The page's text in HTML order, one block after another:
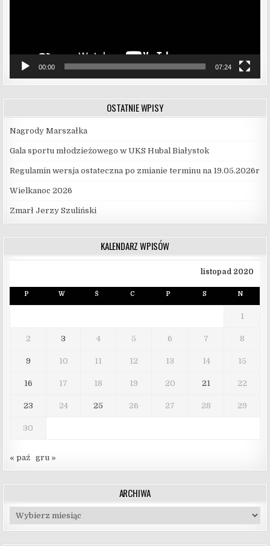
00:00 07:24
OSTATNIE WPISY
Nagrody Marszałka
Gala sportu młodzieżowego w UKS Hubal Białystok
Regulamin wersja ostateczna po zmianie terminu na 19.05.2026r
Wielkanoc 2026
Zmarł Jerzy Szuliński
KALENDARZ WPISÓW
listopad 2020
P W Ś C P S N
1
2 3 4 5 6 7 8
9 10 11 12 13 14 15
16 17 18 19 20 21 22
23 24 25 26 27 28 29
30
« paź gru »
ARCHIWA
Archiwa